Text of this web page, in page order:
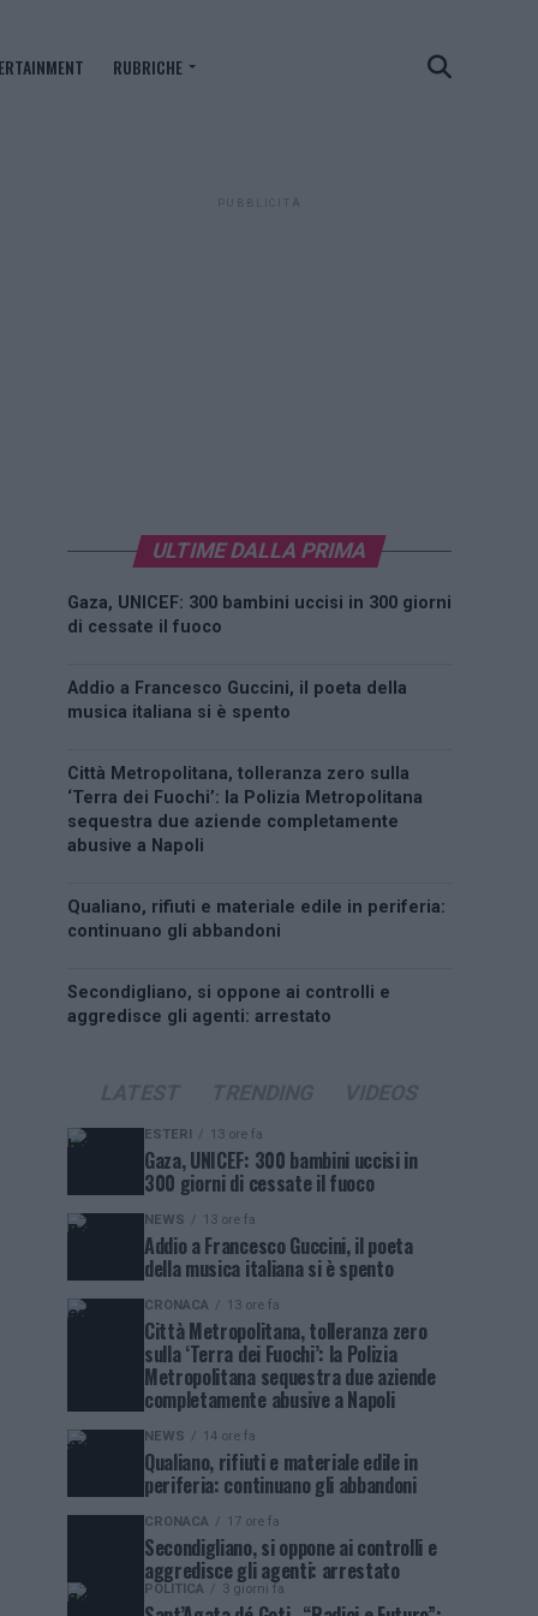
RUBRICHE
PUBBLICITÀ
ULTIME DALLA PRIMA
Gaza, UNICEF: 300 bambini uccisi in 300 giorni
di cessate il fuoco
Addio a Francesco Guccini, il poeta della
musica italiana si è spento
Città Metropolitana, tolleranza zero sulla
‘Terra dei Fuochi’: la Polizia Metropolitana
sequestra due aziende completamente
abusive a Napoli
Qualiano, rifiuti e materiale edile in periferia:
continuano gli abbandoni
Secondigliano, si oppone ai controlli e
aggredisce gli agenti: arrestato
ESTERI 13 ore fa
Gaza, UNICEF: 300 bambini uccisi in
300 giorni di cessate il fuoco
NEWS 13 ore fa
Addio a Francesco Guccini, il poeta
della musica italiana si è spento
CRONACA 13 ore fa
Città Metropolitana, tolleranza zero
sulla ‘Terra dei Fuochi’: la Polizia
Metropolitana sequestra due aziende
completamente abusive a Napoli
NEWS 14 ore fa
Qualiano, rifiuti e materiale edile in
periferia: continuano gli abbandoni
CRONACA 17 ore fa
Secondigliano, si oppone ai controlli e
aggredisce gli agenti: arrestato
POLITICA 3 giorni fa